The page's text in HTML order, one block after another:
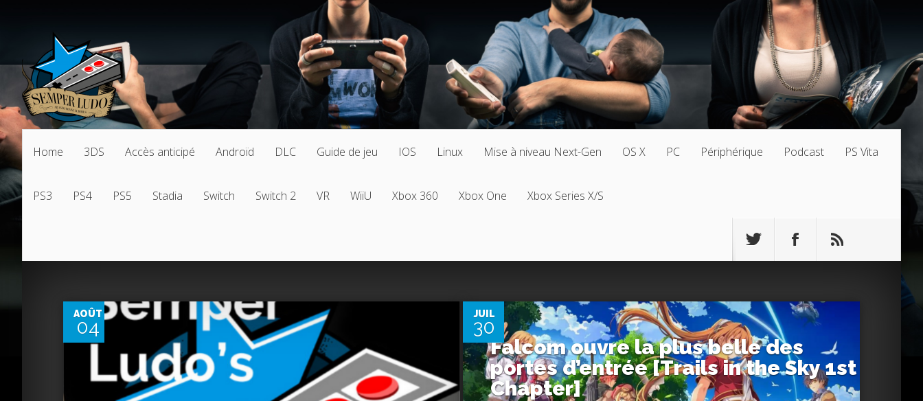
Home 3DS Accès anticipé Androïd DLC Guide de jeu IOS Linux Mise à niveau Next-Gen OS X PC Périphérique Podcast PS Vita
PS3 PS4 PS5 Stadia Switch Switch 2 VR WiiU Xbox 360 Xbox One Xbox Series X/S
AOÛT
04
JUIL
30
Falcom ouvre la plus belle des
portes d’entrée [Trails in the Sky 1st
Chapter]